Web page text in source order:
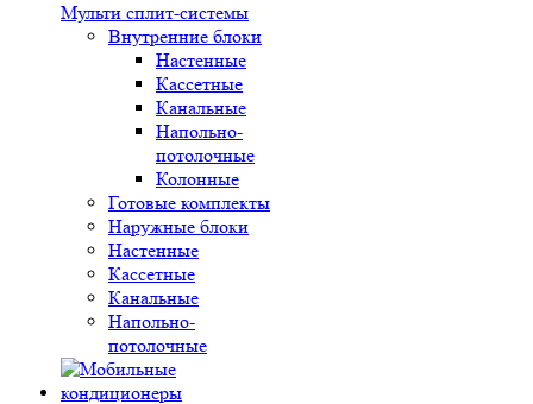
Мульти сплит-системы
Внутренние блоки
Настенные
Кассетные
Канальные
Напольно-
потолочные
Колонные
Готовые комплекты
Наружные блоки
Настенные
Кассетные
Канальные
Напольно-
потолочные